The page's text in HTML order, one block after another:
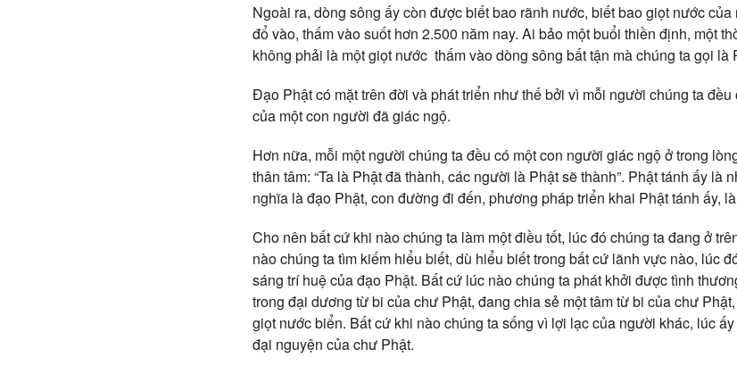
Ngoài ra, dòng sông ấy còn được biết bao rãnh nước, biết bao giọt nước
đổ vào, thấm vào suốt hơn 2.500 năm nay. Ai bảo một buổi thiền định, một
không phải là một giọt nước thấm vào dòng sông bất tận mà chúng ta gọi là
Đạo Phật có mặt trên đời và phát triển như thế bởi vì mỗi người chúng ta
của một con người đã giác ngộ.
Hơn nữa, mỗi một người chúng ta đều có một con người giác ngộ ở trong
thân tâm: “Ta là Phật đã thành, các người là Phật sẽ thành”. Phật tánh ấy là
nghĩa là đạo Phật, con đường đi đến, phương pháp triển khai Phật tánh ấy,
Cho nên bất cứ khi nào chúng ta làm một điều tốt, lúc đó chúng ta đang ở
nào chúng ta tìm kiếm hiểu biết, dù hiểu biết trong bất cứ lãnh vực nào, lúc
sáng trí huệ của đạo Phật. Bất cứ lúc nào chúng ta phát khởi được tình
trong đại dương từ bi của chư Phật, đang chia sẻ một tâm từ bi của chư
giọt nước biển. Bất cứ khi nào chúng ta sống vì lợi lạc của người khác, lúc
đại nguyện của chư Phật.